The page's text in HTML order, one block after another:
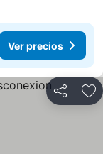
Ver precios
Compartir